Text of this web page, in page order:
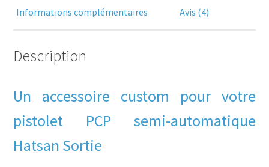
1/2
Informations complémentaires Avis (4)
Description
Un accessoire custom pour votre
pistolet PCP semi-automatique
Hatsan Sortie